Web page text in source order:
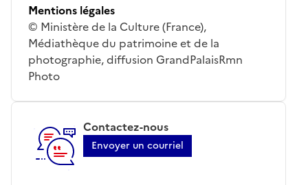
Mentions légales
© Ministère de la Culture (France),
Médiathèque du patrimoine et de la
photographie, diffusion GrandPalaisRmn
Photo
Contactez-nous
Envoyer un courriel